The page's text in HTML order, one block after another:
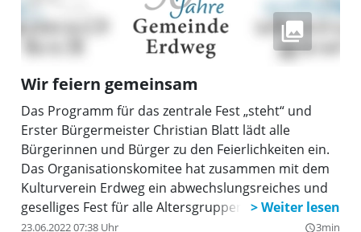
Wir feiern gemeinsam
Das Programm für das zentrale Fest „steht“ und
Erster Bürgermeister Christian Blatt lädt alle
Bürgerinnen und Bürger zu den Feierlichkeiten ein.
Das Organisationskomitee hat zusammen mit dem
Kulturverein Erdweg ein abwechslungsreiches und
geselliges Fest für alle Altersgruppen auf die Beine
gestellt. Vom 30. Juni bis 3. Juli 2022 wird in einem
23.06.2022 07:38 Uhr query_builder3min